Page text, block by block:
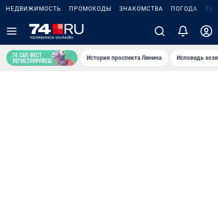
НЕДВИЖИМОСТЬ ПРОМОКОДЫ ЗНАКОМСТВА ПОГОДА
История проспекта Ленина Исповедь